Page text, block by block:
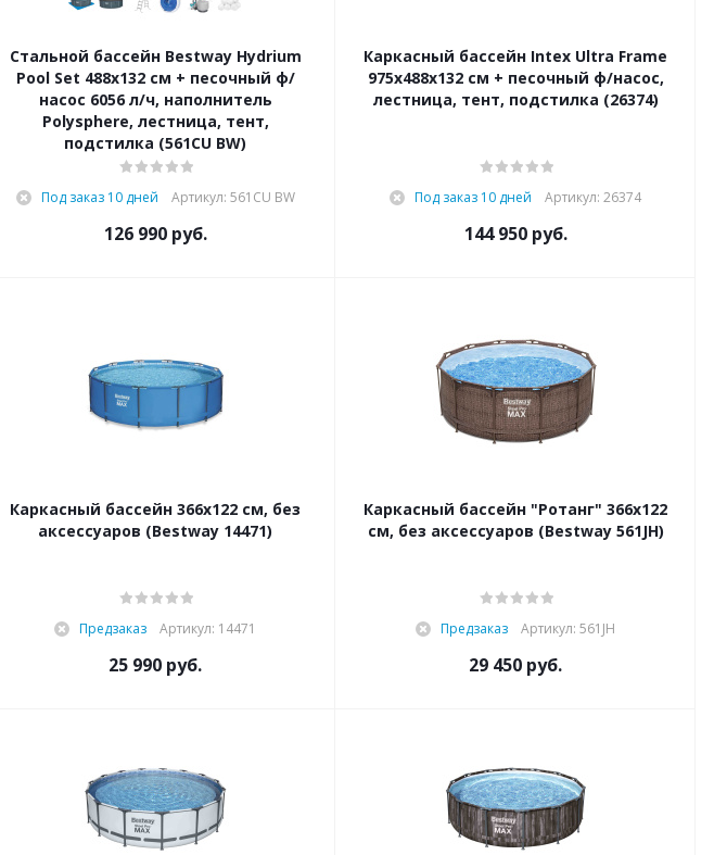
Стальной бассейн Bestway Hydrium
Pool Set 488х132 см + песочный ф/
насос 6056 л/ч, наполнитель
Polysphere, лестница, тент,
подстилка (561CU BW)
Под заказ 10 дней Артикул: 561CU BW
126 990руб.
Каркасный бассейн Intex Ultra Frame
975x488x132 см + песочный ф/насос,
лестница, тент, подстилка (26374)
Под заказ 10 дней Артикул: 26374
144 950руб.
Каркасный бассейн 366х122 см, без
аксессуаров (Bestway 14471)
Предзаказ Артикул: 14471
25 990 руб.
Каркасный бассейн "Ротанг" 366х122
см, без аксессуаров (Bestway 561JH)
Предзаказ Артикул: 561JH
29 450 руб.